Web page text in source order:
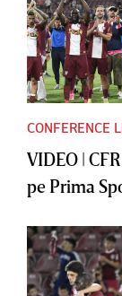
CONFERENCE
VIDEO |
pe Prima